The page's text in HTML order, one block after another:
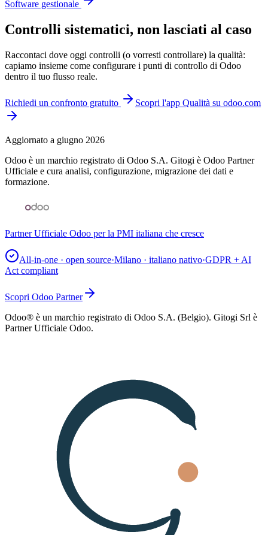
Software gestionale
Controlli sistematici, non lasciati al caso
Raccontaci dove oggi controlli (o vorresti controllare) la qualità:
capiamo insieme come configurare i punti di controllo di Odoo
dentro il tuo flusso reale.
Richiedi un confronto gratuito Scopri l'app Qualità su odoo.com
Aggiornato a giugno 2026
Odoo è un marchio registrato di Odoo S.A. Gitogi è Odoo Partner
Ufficiale e cura analisi, configurazione, migrazione dei dati e
formazione.
Partner Ufficiale Odoo per la PMI italiana che cresce
All-in-one · open source·Milano · italiano nativo·GDPR + AI
Act compliant
Scopri Odoo Partner
Odoo® è un marchio registrato di Odoo S.A. (Belgio). Gitogi Srl è
Partner Ufficiale Odoo.